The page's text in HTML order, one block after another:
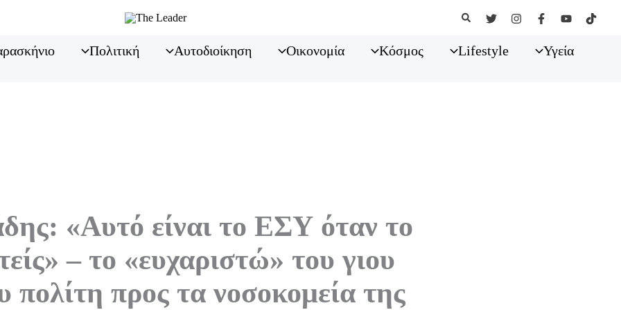
Αναζήτηση
Πολιτική Αυτοδιοίκηση Οικονομία Κόσμος Lifestyle
Υγεία
«Αυτό είναι το ΕΣΥ όταν το
– το «ευχαριστώ» του γιου
πολίτη προς τα νοσοκομεία της